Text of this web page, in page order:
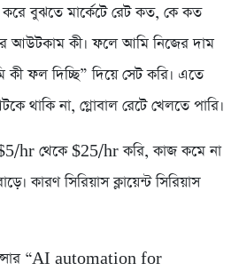
বুঝতে মার্কেটে রেট কত, কে কত
আউটকাম কী। ফলে আমি নিজের দাম
ফল দিচ্ছি” দিয়ে সেট করি। এতে
থাকি না, গ্লোবাল রেটে খেলতে পারি।
hr থেকে $25/hr করি, কাজ কমে না
কারণ সিরিয়াস ক্লায়েন্ট সিরিয়াস
“AI automation for